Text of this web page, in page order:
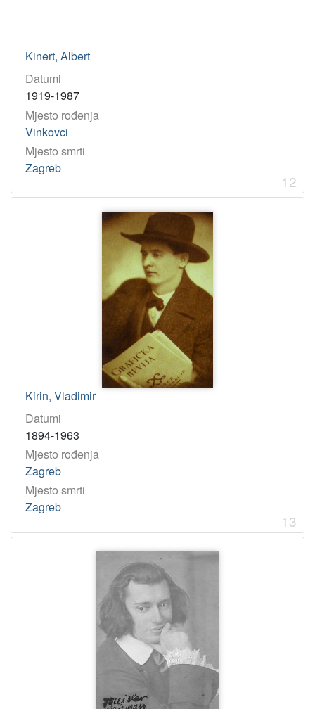
Kinert, Albert
Datumi
1919-1987
Mjesto rođenja
Vinkovci
Mjesto smrti
Zagreb
12
Kirin, Vladimir
Datumi
1894-1963
Mjesto rođenja
Zagreb
Mjesto smrti
Zagreb
13